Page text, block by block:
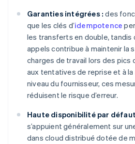
Garanties intégrées : des
que les clés d’idempotence
les transferts en double, tandis
appels contribue à maintenir la
charges de travail lors des pics
aux tentatives de reprise et à la
niveau du fournisseur, ces
réduisent le risque d’erreur.
Haute disponibilité par
s’appuient généralement sur
dans cloud distribué dotée de